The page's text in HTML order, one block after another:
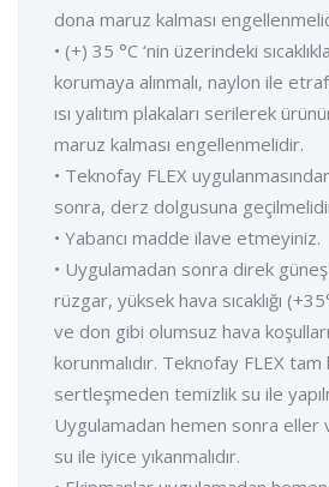
dona maruz kalması
• (+) 35 °C ‘nin üzerindeki
korumaya alınmalı, naylon ile
ısı yalıtım plakaları serilerek
maruz kalması engellenmelidir.
• Teknofay FLEX
sonra, derz dolgusuna
• Yabancı madde ilave etmeyiniz.
• Uygulamadan sonra direk güneş
rüzgar, yüksek hava sıcaklığı
ve don gibi olumsuz hava
korunmalıdır. Teknofay FLEX tam
sertleşmeden temizlik su ile
Uygulamadan hemen sonra eller
su ile iyice yıkanmalıdır.